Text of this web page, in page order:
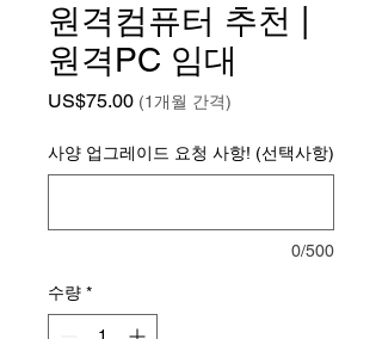
원격컴퓨터 추천 |
원격PC 임대
US$75.00가격
(1개월 간격)
사양 업그레이드 요청 사항! (선택사항)
0/500
수량 *